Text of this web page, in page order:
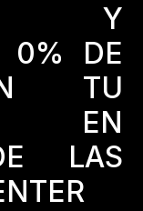
Y
0% DE
TU
EN
LAS